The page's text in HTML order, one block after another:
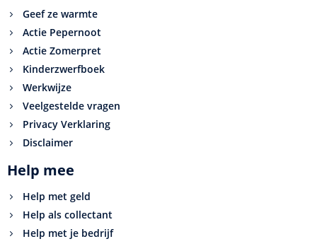
Geef ze warmte
Actie Pepernoot
Actie Zomerpret
Kinderzwerfboek
Werkwijze
Veelgestelde vragen
Privacy Verklaring
Disclaimer
Help mee
Help met geld
Help als collectant
Help met je bedrijf